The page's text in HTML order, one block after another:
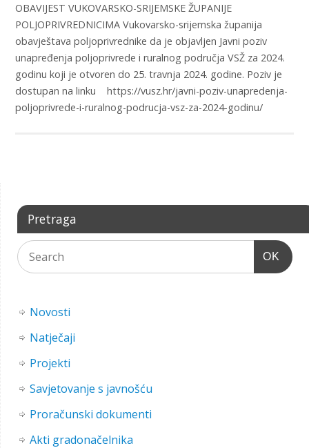
OBAVIJEST VUKOVARSKO-SRIJEMSKE ŽUPANIJE
POLJOPRIVREDNICIMA Vukovarsko-srijemska županija
obavještava poljoprivrednike da je objavljen Javni poziv
unapređenja poljoprivrede i ruralnog područja VSŽ za 2024.
godinu koji je otvoren do 25. travnja 2024. godine. Poziv je
dostupan na linku https://vusz.hr/javni-poziv-unapredenja-
poljoprivrede-i-ruralnog-podrucja-vsz-za-2024-godinu/
Pretraga
OK
Novosti
Natječaji
Projekti
Savjetovanje s javnošću
Proračunski dokumenti
Akti gradonačelnika